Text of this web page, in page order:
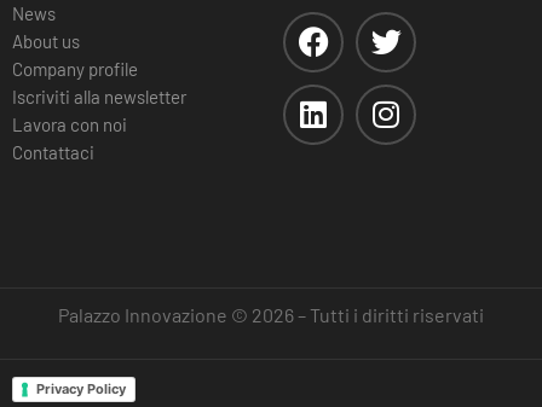
News
About us
Company profile
Iscriviti alla newsletter
Lavora con noi
Contattaci
Palazzo Innovazione © 2026 – Tutti i diritti riservati
Privacy Policy